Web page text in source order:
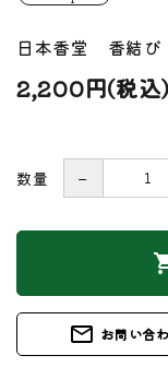
日本香堂 香結び
2,200円(税込)
数量 －
mail_outline お問い合